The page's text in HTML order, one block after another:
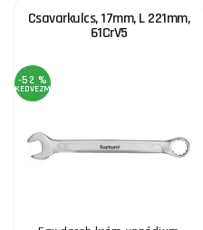
Csavarkulcs, 17mm, L 221mm,
61CrV5
-52 %
KEDVEZMÉNY